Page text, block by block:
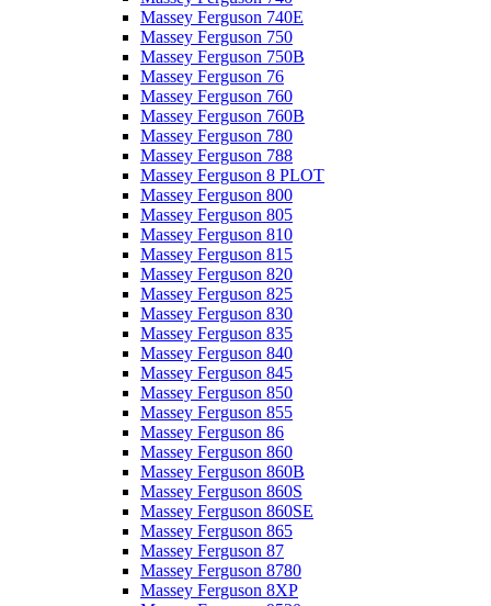
Massey Ferguson 740E
Massey Ferguson 750
Massey Ferguson 750B
Massey Ferguson 76
Massey Ferguson 760
Massey Ferguson 760B
Massey Ferguson 780
Massey Ferguson 788
Massey Ferguson 8 PLOT
Massey Ferguson 800
Massey Ferguson 805
Massey Ferguson 810
Massey Ferguson 815
Massey Ferguson 820
Massey Ferguson 825
Massey Ferguson 830
Massey Ferguson 835
Massey Ferguson 840
Massey Ferguson 845
Massey Ferguson 850
Massey Ferguson 855
Massey Ferguson 86
Massey Ferguson 860
Massey Ferguson 860B
Massey Ferguson 860S
Massey Ferguson 860SE
Massey Ferguson 865
Massey Ferguson 87
Massey Ferguson 8780
Massey Ferguson 8XP